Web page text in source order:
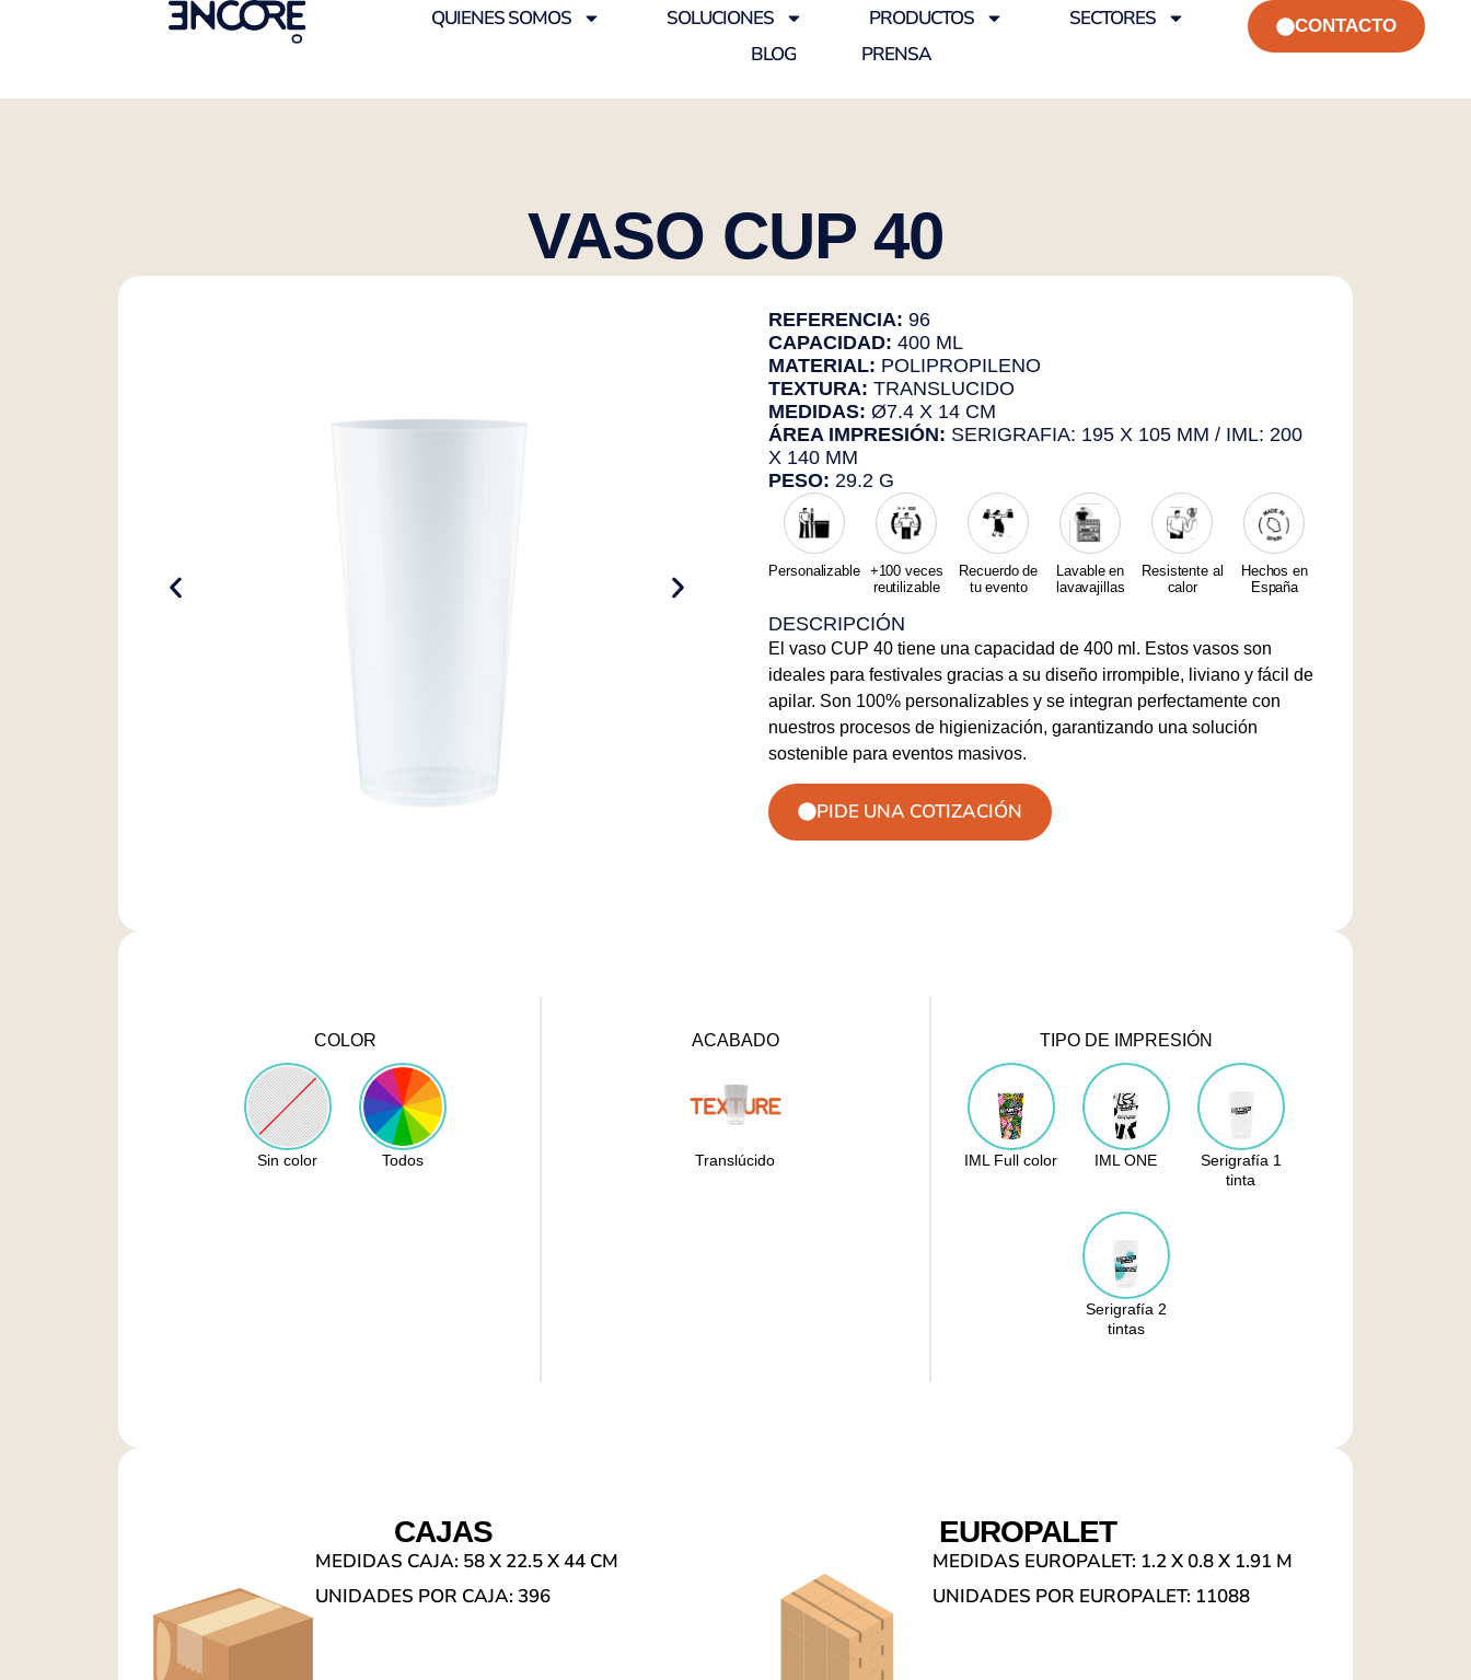
QUIENES SOMOS SOLUCIONES PRODUCTOS
SECTORES
BLOG
PRENSA
CONTACTO
VASO CUP 40
REFERENCIA: 96
CAPACIDAD: 400 ML
MATERIAL: POLIPROPILENO
TEXTURA: TRANSLUCIDO
MEDIDAS: Ø7.4 X 14 CM
ÁREA IMPRESIÓN: SERIGRAFIA: 195 X 105 MM / IML: 200
X 140 MM
PESO: 29.2 G
Personalizable
+100 veces
reutilizable
Recuerdo de
tu evento
Lavable en
lavavajillas
Resistente al
calor
Hechos en
España
DESCRIPCIÓN
El vaso CUP 40 tiene una capacidad de 400 ml. Estos vasos son
ideales para festivales gracias a su diseño irrompible, liviano y fácil de
apilar. Son 100% personalizables y se integran perfectamente con
nuestros procesos de higienización, garantizando una solución
sostenible para eventos masivos.
PIDE UNA COTIZACIÓN
COLOR
Sin color Todos
ACABADO
Translúcido
TIPO DE IMPRESIÓN
IML Full color IML ONE
Serigrafía 1
tinta
Serigrafía 2
tintas
CAJAS
MEDIDAS CAJA: 58 X 22.5 X 44 CM
UNIDADES POR CAJA: 396
EUROPALET
MEDIDAS EUROPALET: 1.2 X 0.8 X 1.91 M
UNIDADES POR EUROPALET: 11088